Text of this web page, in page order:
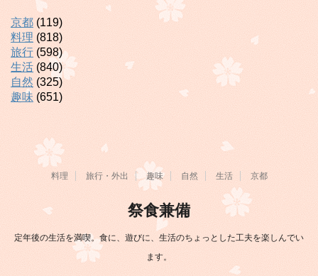
京都 (119)
料理 (818)
旅行 (598)
生活 (840)
自然 (325)
趣味 (651)
料理 旅行・外出 趣味 自然 生活 京都
祭食兼備
定年後の生活を満喫。食に、遊びに、生活のちょっとした工夫を楽しんでい
ます。